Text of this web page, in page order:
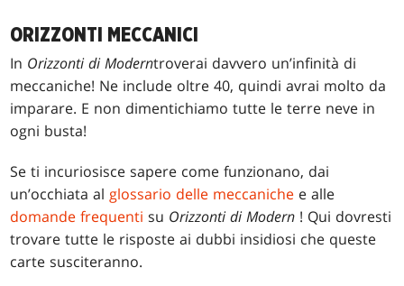
ORIZZONTI MECCANICI
In Orizzonti di Moderntroverai davvero un’infinità di
meccaniche! Ne include oltre 40, quindi avrai molto da
imparare. E non dimentichiamo tutte le terre neve in
ogni busta!
Se ti incuriosisce sapere come funzionano, dai
un’occhiata al glossario delle meccaniche e alle
domande frequenti su Orizzonti di Modern ! Qui dovresti
trovare tutte le risposte ai dubbi insidiosi che queste
carte susciteranno.